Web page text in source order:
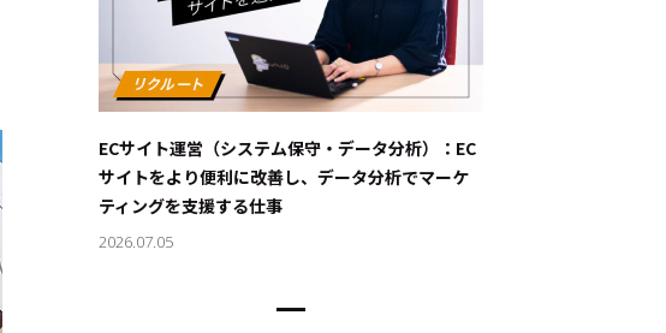
ECサイト運営（システム保守・データ分析）：EC
サイトをより便利に改善し、データ分析でマーケ
ティングを支援する仕事
2026.07.05